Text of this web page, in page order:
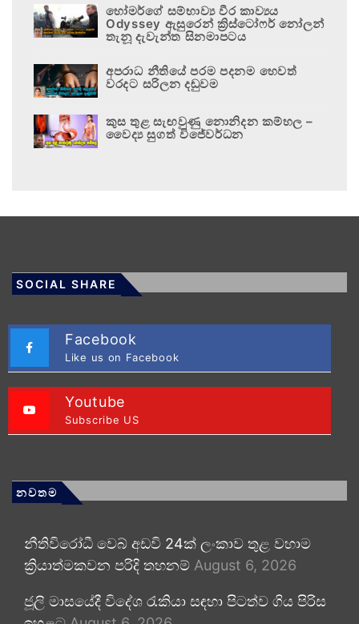
හෝමර්ගේ සම්භාව්‍ය වීර කාව්‍යය
Odyssey ඇසුරෙන් ක්‍රිස්ටෝෆර් නෝලන්
තැනූ දැවැන්ත සිනමාපටය
අපරාධ නීතියේ පරම පදනම හෙවත්
වරදට සරිලන දඬුවම
කුස තුළ සැඟවුණු නොනිදන කම්හල –
වෛද්‍ය සුගත් විජේවර්ධන
SOCIAL SHARE
Facebook
Like us on Facebook
Youtube
Subscribe US
නවතම
නීතිවිරෝධී වෙබ් අඩවි 24ක් ලංකාව තුළ වහාම
ක්‍රියාත්මකවන පරිදි තහනම් August 6, 2026
ජූලි මාසයේදී විදේශ රැකියා සඳහා පිටත්ව ගිය පිරිස